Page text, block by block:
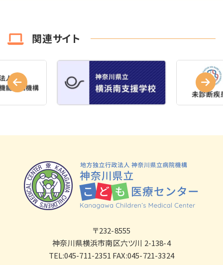
関連サイト
〒232-8555
神奈川県横浜市南区六ツ川 2-138-4
TEL:045-711-2351 FAX:045-721-3324